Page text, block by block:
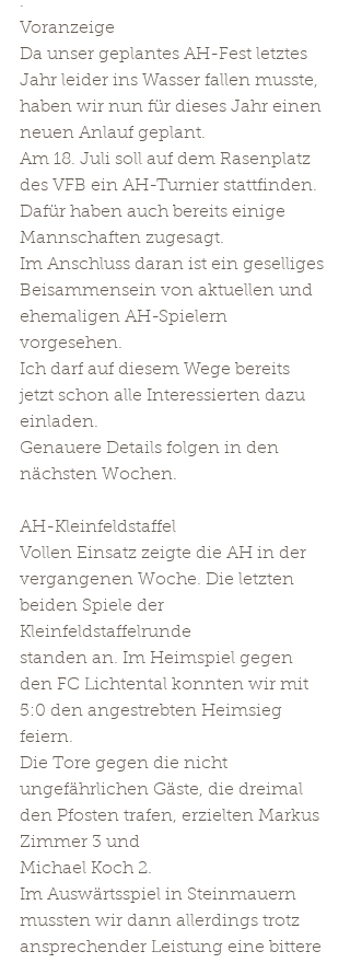
Voranzeige
Da unser geplantes AH-Fest letztes
Jahr leider ins Wasser fallen musste,
haben wir nun für dieses Jahr einen
neuen Anlauf geplant.
Am 18. Juli soll auf dem Rasenplatz
des VFB ein AH-Turnier stattfinden.
Dafür haben auch bereits einige
Mannschaften zugesagt.
Im Anschluss daran ist ein geselliges
Beisammensein von aktuellen und
ehemaligen AH-Spielern
vorgesehen.
Ich darf auf diesem Wege bereits
jetzt schon alle Interessierten dazu
einladen.
Genauere Details folgen in den
nächsten Wochen.
AH-Kleinfeldstaffel
Vollen Einsatz zeigte die AH in der
vergangenen Woche. Die letzten
beiden Spiele der
Kleinfeldstaffelrunde
standen an. Im Heimspiel gegen
den FC Lichtental konnten wir mit
5:0 den angestrebten Heimsieg
feiern.
Die Tore gegen die nicht
ungefährlichen Gäste, die dreimal
den Pfosten trafen, erzielten Markus
Zimmer 3 und
Michael Koch 2.
Im Auswärtsspiel in Steinmauern
mussten wir dann allerdings trotz
ansprechender Leistung eine bittere